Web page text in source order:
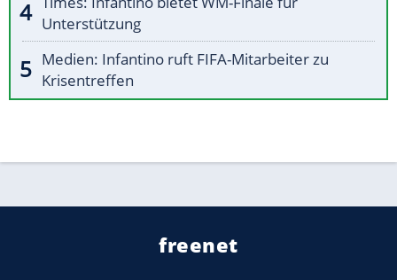
Unterstützung
Medien: Infantino ruft FIFA-Mitarbeiter zu
Krisentreffen
freenet